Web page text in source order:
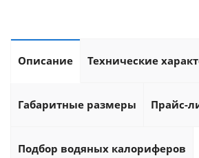
Описание Технические
Габаритные размеры Прайс-
Подбор водяных калориферов